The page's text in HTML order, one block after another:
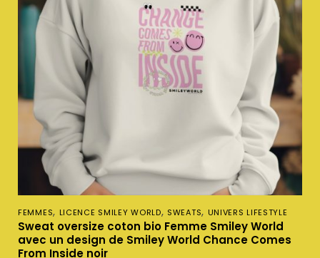
FEMMES, LICENCE SMILEY WORLD, SWEATS, UNIVERS LIFESTYLE
Sweat oversize coton bio Femme Smiley World
avec un design de Smiley World Chance Comes
From Inside noir